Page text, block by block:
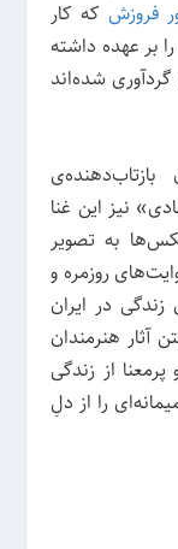
فروزش که کار
بر عهده داشته
شده‌اند
نیز این غنا
به تصویر
روزمره و
در ایران
آثار هنرمندان
از زندگی
را از دلِ